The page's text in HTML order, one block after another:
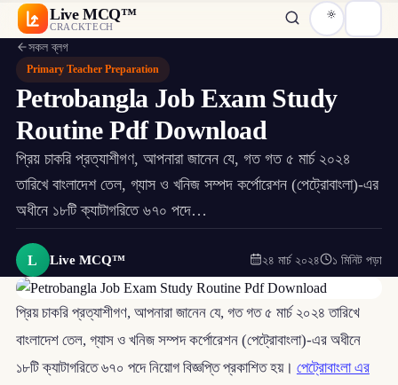
Live MCQ™
CRACKTECH
সকল ব্লগ
Primary Teacher Preparation
Petrobangla Job Exam Study
Routine Pdf Download
প্রিয় চাকরি প্রত্যাশীগণ, আপনারা জানেন যে, গত গত ৫ মার্চ ২০২৪
তারিখে বাংলাদেশ তেল, গ্যাস ও খনিজ সম্পদ কর্পোরেশন (পেট্রোবাংলা)-এর
অধীনে ১৮টি ক্যাটাগরিতে ৬৭০ পদে…
L Live MCQ™ ২৪ মার্চ ২০২৪ ১ মিনিট পড়া
প্রিয় চাকরি প্রত্যাশীগণ, আপনারা জানেন যে, গত গত ৫ মার্চ ২০২৪ তারিখে
বাংলাদেশ তেল, গ্যাস ও খনিজ সম্পদ কর্পোরেশন (পেট্রোবাংলা)-এর অধীনে
১৮টি ক্যাটাগরিতে ৬৭০ পদে নিয়োগ বিজ্ঞপ্তি প্রকাশিত হয়। পেট্রোবাংলা এর